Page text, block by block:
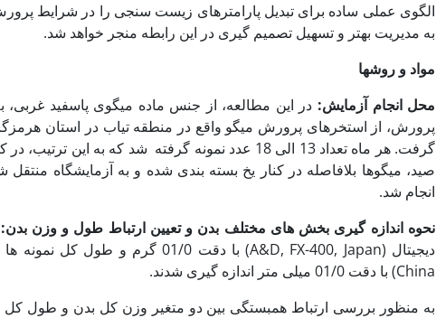
الگوی عملی ساده برای تبدیل پارامترهای زیست سنجی را در شرایط
به مدیریت بهتر و تسهیل تصمیم گیری در این رابطه منجر خواهد شد.
مواد و روشها
محل انجام آزمایش:
پرورش، از استخرهای پرورش میگو واقع در منطقه تیاب در استان
صید، میگوها بلافاصله در کنار یخ بسته بندی شده و به آزمایشگاه منتقل
انجام شد.
نحوه اندازه گیری بخش های مختلف بدن و تعیین ارتباط طول و وزن بدن:
China) با دقت 01/0 میلی متر اندازه گیری شدند.
به منظور بررسی ارتباط همبستگی بین دو متغیر وزن کل بدن و طول کل